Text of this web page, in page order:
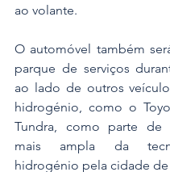
ao volante.
O automóvel também
parque de serviços
ao lado de outros
hidrogénio, como o
Tundra, como parte de
mais ampla da
hidrogénio pela cidade de